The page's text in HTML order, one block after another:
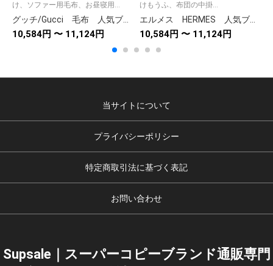
け、ソファー用毛布、お昼寝用...
グッチ/Gucci 毛布 人気ブランケット あったかベッド寝具 掛け布団/ひざ掛け/ソファーカバー 秋冬/冷房対策 おしゃれ ページュ
10,584円 〜 11,124円
けもうふ、布団の中掛...
エルメス HERMES 人気ブランケット 毛布 暖かい 通年使用でき ひざ掛け毛布 オレンジ 2種類選択可
10,584円 〜 11,124円
当サイトについて
プライバシーポリシー
特定商取引法に基づく表記
お問い合わせ
Supsale｜スーパーコピーブランド通販専門